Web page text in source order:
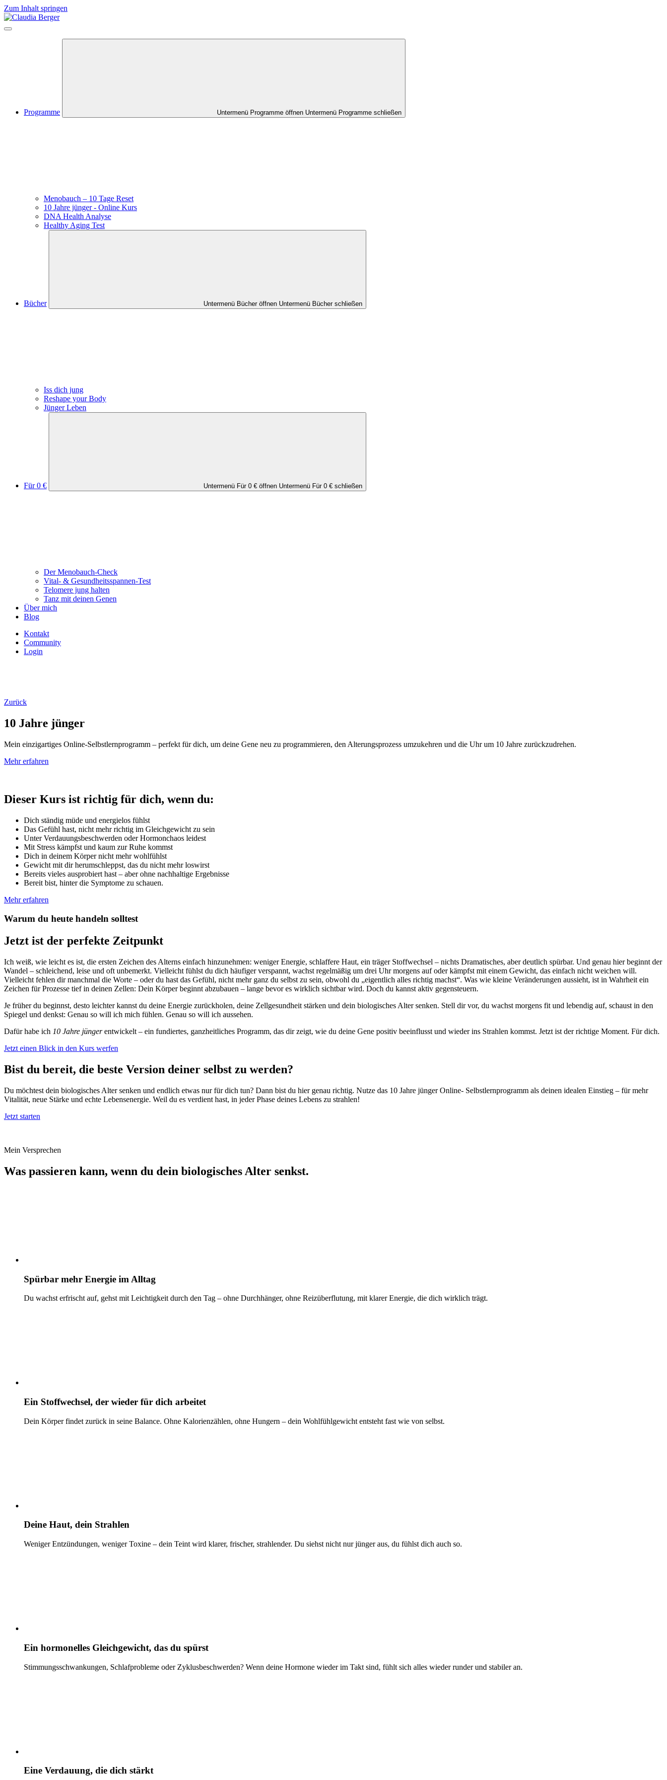
Zum Inhalt springen
Programme Untermenü Programme öffnen Untermenü Programme schließen
Menobauch – 10 Tage Reset
10 Jahre jünger - Online Kurs
DNA Health Analyse
Healthy Aging Test
Bücher Untermenü Bücher öffnen Untermenü Bücher schließen
Iss dich jung
Reshape your Body
Jünger Leben
Für 0 € Untermenü Für 0 € öffnen Untermenü Für 0 € schließen
Der Menobauch-Check
Vital- & Gesundheitsspannen-Test
Telomere jung halten
Tanz mit deinen Genen
Über mich
Blog
Kontakt
Community
Login
Zurück
10 Jahre jünger
Mein einzigartiges Online-Selbstlernprogramm – perfekt für dich, um deine Gene neu zu programmieren, den Alterungsprozess umzukehren und die Uhr um 10 Jahre zurückzudrehen.
Mehr erfahren
Dieser Kurs ist richtig für dich, wenn du:
Dich ständig müde und energielos fühlst
Das Gefühl hast, nicht mehr richtig im Gleichgewicht zu sein
Unter Verdauungsbeschwerden oder Hormonchaos leidest
Mit Stress kämpfst und kaum zur Ruhe kommst
Dich in deinem Körper nicht mehr wohlfühlst
Gewicht mit dir herumschleppst, das du nicht mehr loswirst
Bereits vieles ausprobiert hast – aber ohne nachhaltige Ergebnisse
Bereit bist, hinter die Symptome zu schauen.
Mehr erfahren
Warum du heute handeln solltest
Jetzt ist der perfekte Zeitpunkt
Ich weiß, wie leicht es ist, die ersten Zeichen des Alterns einfach hinzunehmen: weniger Energie, schlaffere Haut, ein träger Stoffwechsel – nichts Dramatisches, aber deutlich spürbar. Und genau hier beginnt der
Wandel – schleichend, leise und oft unbemerkt. Vielleicht fühlst du dich häufiger verspannt, wachst regelmäßig um drei Uhr morgens auf oder kämpfst mit einem Gewicht, das einfach nicht weichen will.
Vielleicht fehlen dir manchmal die Worte – oder du hast das Gefühl, nicht mehr ganz du selbst zu sein, obwohl du „eigentlich alles richtig machst“. Was wie kleine Veränderungen aussieht, ist in Wahrheit ein
Zeichen für Prozesse tief in deinen Zellen: Dein Körper beginnt abzubauen – lange bevor es wirklich sichtbar wird. Doch du kannst aktiv gegensteuern.
Je früher du beginnst, desto leichter kannst du deine Energie zurückholen, deine Zellgesundheit stärken und dein biologisches Alter senken. Stell dir vor, du wachst morgens fit und lebendig auf, schaust in den
Spiegel und denkst: Genau so will ich mich fühlen. Genau so will ich aussehen.
Dafür habe ich 10 Jahre jüngerentwickelt – ein fundiertes, ganzheitliches Programm, das dir zeigt, wie du deine Gene positiv beeinflusst und wieder ins Strahlen kommst. Jetzt ist der richtige Moment. Für dich.
Jetzt einen Blick in den Kurs werfen
Bist du bereit, die beste Version deiner selbst zu werden?
Du möchtest dein biologisches Alter senken und endlich etwas nur für dich tun? Dann bist du hier genau richtig. Nutze das 10 Jahre jünger Online- Selbstlernprogramm als deinen idealen Einstieg – für mehr
Vitalität, neue Stärke und echte Lebensenergie. Weil du es verdient hast, in jeder Phase deines Lebens zu strahlen!
Jetzt starten
Mein Versprechen
Was passieren kann, wenn du dein biologisches Alter senkst.
Spürbar mehr Energie im Alltag
Du wachst erfrischt auf, gehst mit Leichtigkeit durch den Tag – ohne Durchhänger, ohne Reizüberflutung, mit klarer Energie, die dich wirklich trägt.
Ein Stoffwechsel, der wieder für dich arbeitet
Dein Körper findet zurück in seine Balance. Ohne Kalorienzählen, ohne Hungern – dein Wohlfühlgewicht entsteht fast wie von selbst.
Deine Haut, dein Strahlen
Weniger Entzündungen, weniger Toxine – dein Teint wird klarer, frischer, strahlender. Du siehst nicht nur jünger aus, du fühlst dich auch so.
Ein hormonelles Gleichgewicht, das du spürst
Stimmungsschwankungen, Schlafprobleme oder Zyklusbeschwerden? Wenn deine Hormone wieder im Takt sind, fühlt sich alles wieder runder und stabiler an.
Eine Verdauung, die dich stärkt